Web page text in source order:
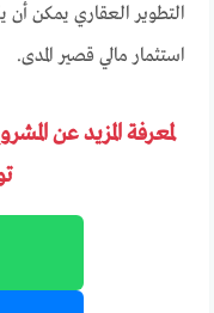
التطوير العقاري يمكن أن
استثمار مالي قصير المدى.
لمعرفة المزيد عن